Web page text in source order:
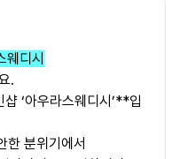
웨디시
.
‘아우라스웨디시’**입
한 분위기에서